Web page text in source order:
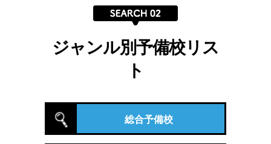
ジャンル別予備校リス
ト
総合予備校